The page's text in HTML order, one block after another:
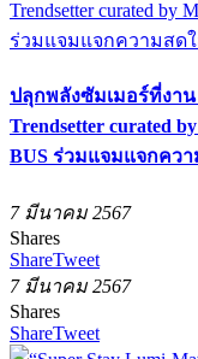
ปลุกพลังซัมเมอร์ที่งาน
Trendsetter curated
BUS ร่วมแจมแจกคว
7 มีนาคม 2567
Shares
ShareTweet
7 มีนาคม 2567
Shares
ShareTweet